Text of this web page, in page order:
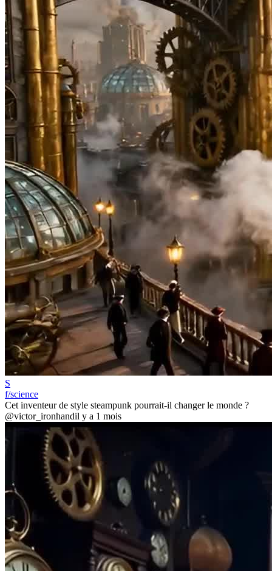
S
f/science
Cet inventeur de style steampunk pourrait-il changer le monde ?
@victor_ironhandil y a 1 mois